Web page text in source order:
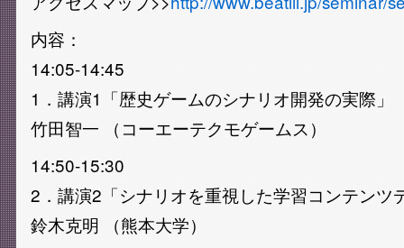
内容：
14:05-14:45
1．講演1「歴史ゲームのシナリオ開発の実際」
竹田智一 （コーエーテクモゲームス）
14:50-15:30
2．講演2「シナリオを重視した学習コンテンツ
鈴木克明 （熊本大学）